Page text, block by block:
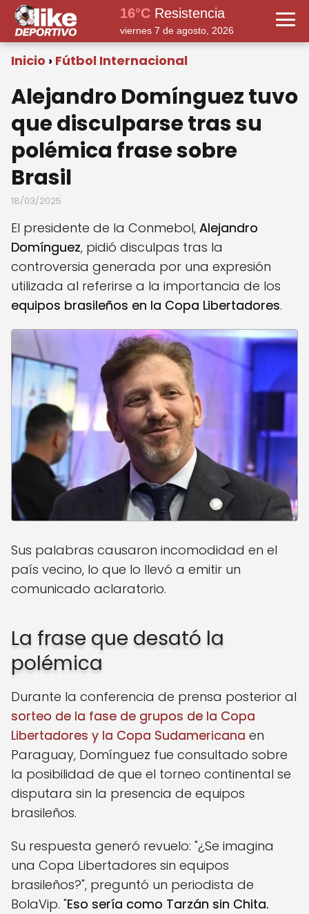
16°CResistencia
viernes 7 de agosto, 2026
Inicio Fútbol Internacional
Alejandro Domínguez tuvo
que disculparse tras su
polémica frase sobre
Brasil
18/03/2025
El presidente de la Conmebol, Alejandro
Domínguez, pidió disculpas tras la
controversia generada por una expresión
utilizada al referirse a la importancia de los
equipos brasileños en la Copa Libertadores.
Sus palabras causaron incomodidad en el
país vecino, lo que lo llevó a emitir un
comunicado aclaratorio.
La frase que desató la
polémica
Durante la conferencia de prensa posterior al
sorteo de la fase de grupos de la Copa
Libertadores y la Copa Sudamericana en
Paraguay, Domínguez fue consultado sobre
la posibilidad de que el torneo continental se
disputara sin la presencia de equipos
brasileños.
Su respuesta generó revuelo: "¿Se imagina
una Copa Libertadores sin equipos
brasileños?", preguntó un periodista de
BolaVip. "Eso sería como Tarzán sin Chita.